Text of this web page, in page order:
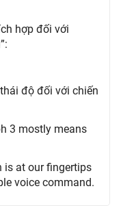
hợp đối với
độ đối với chiến
3 mostly means
is at our fingertips
voice command.